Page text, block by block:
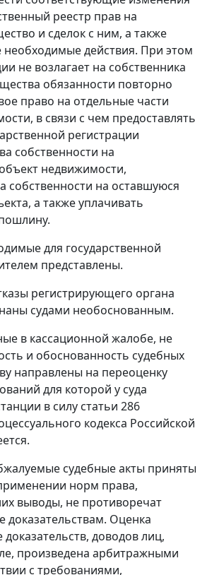
реестр прав на
и сделок с ним, а также
необходимые действия. При этом
не возлагает на собственника
обязанности повторно
право на отдельные части
в связи с чем предоставлять
регистрации
собственности на
недвижимости,
собственности на оставшуюся
а также уплачивать
для государственной
представлены.
регистрирующего органа
судами необоснованным.
в кассационной жалобе, не
и обоснованность судебных
направлены на переоценку
для которой у суда
в силу статьи 286
кодекса Российской
судебные акты приняты
норм права,
выводы, не противоречат
Оценка
доводов лиц,
произведена арбитражными
с требованиями,